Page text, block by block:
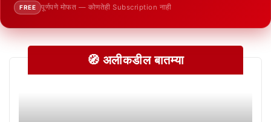
FREE पूर्णपणे मोफत — कोणतेही Subscription नाही
🧭 अलीकडील बातम्या